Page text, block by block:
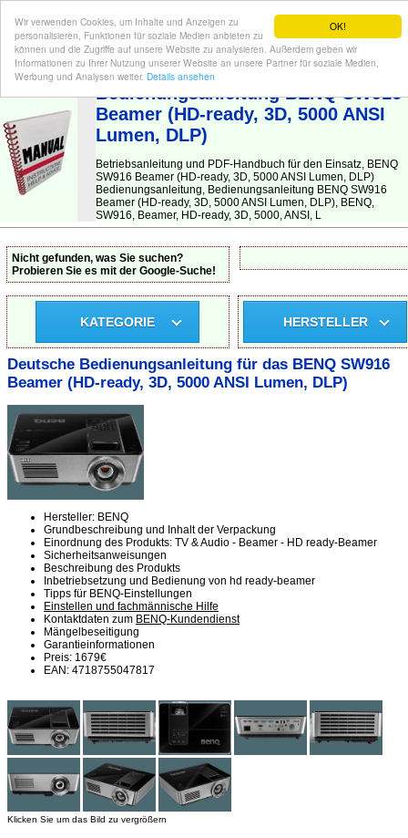
OK!
Wir verwenden Cookies, um Inhalte und Anzeigen zu
personalisieren, Funktionen für soziale Medien anbieten zu
können und die Zugriffe auf unsere Website zu analysieren. Außerdem geben wir
Informationen zu Ihrer Nutzung unserer Website an unsere Partner für soziale Medien,
Werbung und Analysen weiter. Details ansehen
BEDIENUNGSANLEITUNG| Hier finden Sie die deutsche Anleitung!
Bedienungsanleitung BENQ SW916
Beamer (HD-ready, 3D, 5000 ANSI
Lumen, DLP)
Betriebsanleitung und PDF-Handbuch für den Einsatz, BENQ
SW916 Beamer (HD-ready, 3D, 5000 ANSI Lumen, DLP)
Bedienungsanleitung, Bedienungsanleitung BENQ SW916
Beamer (HD-ready, 3D, 5000 ANSI Lumen, DLP), BENQ,
SW916, Beamer, HD-ready, 3D, 5000, ANSI, L
Nicht gefunden, was Sie suchen?
Probieren Sie es mit der Google-Suche!
KATEGORIE HERSTELLER
Deutsche Bedienungsanleitung für das BENQ SW916
Beamer (HD-ready, 3D, 5000 ANSI Lumen, DLP)
Hersteller: BENQ
Grundbeschreibung und Inhalt der Verpackung
Einordnung des Produkts: TV & Audio - Beamer - HD ready-Beamer
Sicherheitsanweisungen
Beschreibung des Produkts
Inbetriebsetzung und Bedienung von hd ready-beamer
Tipps für BENQ-Einstellungen
Einstellen und fachmännische Hilfe
Kontaktdaten zum BENQ-Kundendienst
Mängelbeseitigung
Garantieinformationen
Preis: 1679€
EAN: 4718755047817
Klicken Sie um das Bild zu vergrößern